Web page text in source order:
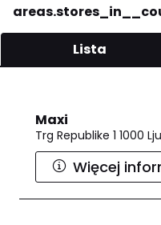
Lista
Maxi
Trg Republike 1 1000
Więcej